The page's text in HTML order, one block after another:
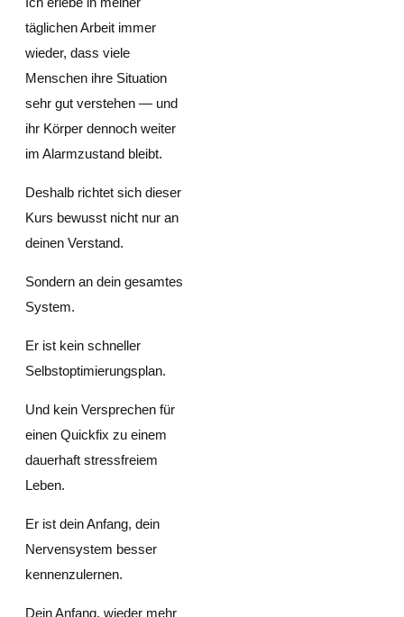
täglichen Arbeit immer
wieder, dass viele
Menschen ihre Situation
sehr gut verstehen — und
ihr Körper dennoch weiter
im Alarmzustand bleibt.
Deshalb richtet sich dieser
Kurs bewusst nicht nur an
deinen Verstand.
Sondern an dein gesamtes
System.
Er ist kein schneller
Selbstoptimierungsplan.
Und kein Versprechen für
einen Quickfix zu einem
dauerhaft stressfreiem
Leben.
Er ist dein Anfang, dein
Nervensystem besser
kennenzulernen.
Dein Anfang, wieder mehr